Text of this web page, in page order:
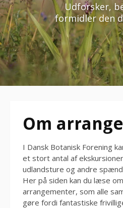
Udforsker,
formidler den
Om
I Dansk Botanisk Forening
et stort antal af
udlandsture og andre
Her på siden kan du læse
arrangementer, som alle
gøre fordi fantastiske